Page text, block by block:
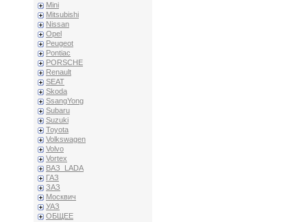
Mini
Mitsubishi
Nissan
Opel
Peugeot
Pontiac
PORSCHE
Renault
SEAT
Skoda
SsangYong
Subaru
Suzuki
Toyota
Volkswagen
Volvo
Vortex
ВАЗ_LADA
ГАЗ
ЗАЗ
Москвич
УАЗ
ОБЩЕЕ